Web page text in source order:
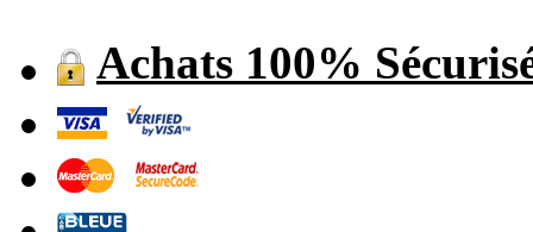
Achats 100%